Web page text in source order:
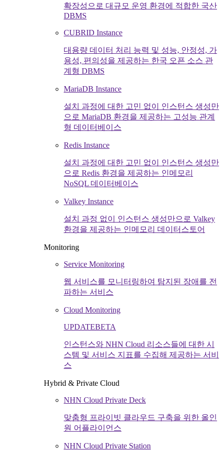
확장성으로 대규모 운영 환경에 적합한 국산
DBMS
CUBRID Instance
대용량 데이터 처리 능력 및 성능, 안정성, 가
용성, 편의성을 제공하는 한국 오픈 소스 관
계형 DBMS
MariaDB Instance
설치 과정에 대한 고민 없이 인스턴스 생성만
으로 MariaDB 환경을 제공하는 고성능 관계
형 데이터베이스
Redis Instance
설치 과정에 대한 고민 없이 인스턴스 생성만
으로 Redis 환경을 제공하는 인메모리
NoSQL 데이터베이스
Valkey Instance
설치 과정 없이 인스턴스 생성만으로 Valkey
환경을 제공하는 인메모리 데이터스토어
Monitoring
Service Monitoring
웹 서비스를 모니터링하여 탐지된 장애를 전
파하는 서비스
Cloud Monitoring
UPDATEBETA
인스턴스와 NHN Cloud 리소스들에 대한 시
스템 및 서비스 지표를 수집해 제공하는 서비
스
Hybrid & Private Cloud
NHN Cloud Private Deck
맞춤형 프라이빗 클라우드 구축을 위한 올인
원 어플라이언스
NHN Cloud Private Station